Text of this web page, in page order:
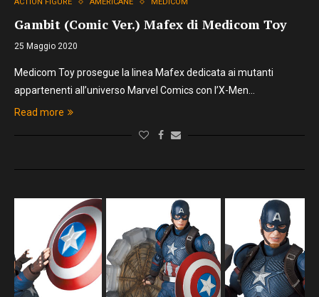
Gambit (Comic Ver.) Mafex di Medicom Toy
25 Maggio 2020
Medicom Toy prosegue la linea Mafex dedicata ai mutanti
appartenenti all’universo Marvel Comics con l’X-Men…
Read more